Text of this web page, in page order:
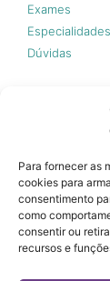
Para fornecer as
cookies para
consentimento
como
consentir ou
recursos e
Exames
Especialidades
Dúvidas